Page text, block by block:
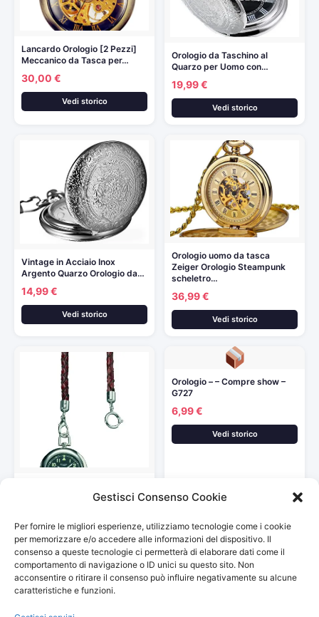
Gestisci Consenso Cookie
Per fornire le migliori esperienze, utilizziamo tecnologie come i cookie
per memorizzare e/o accedere alle informazioni del dispositivo. Il
consenso a queste tecnologie ci permetterà di elaborare dati come il
comportamento di navigazione o ID unici su questo sito. Non
acconsentire o ritirare il consenso può influire negativamente su alcune
caratteristiche e funzioni.
Lancardo Orologio [2 Pezzi]
Meccanico da Tasca per…
30,00 €
Vedi storico
Orologio da Taschino al
Quarzo per Uomo con…
19,99 €
Vedi storico
Vintage in Acciaio Inox
Argento Quarzo Orologio da…
14,99 €
Vedi storico
Orologio uomo da tasca
Zeiger Orologio Steampunk
scheletro…
36,99 €
Vedi storico
da taschino con cordicella e…
Vedi storico
Orologio – – Compre show –
G727
6,99 €
Vedi storico